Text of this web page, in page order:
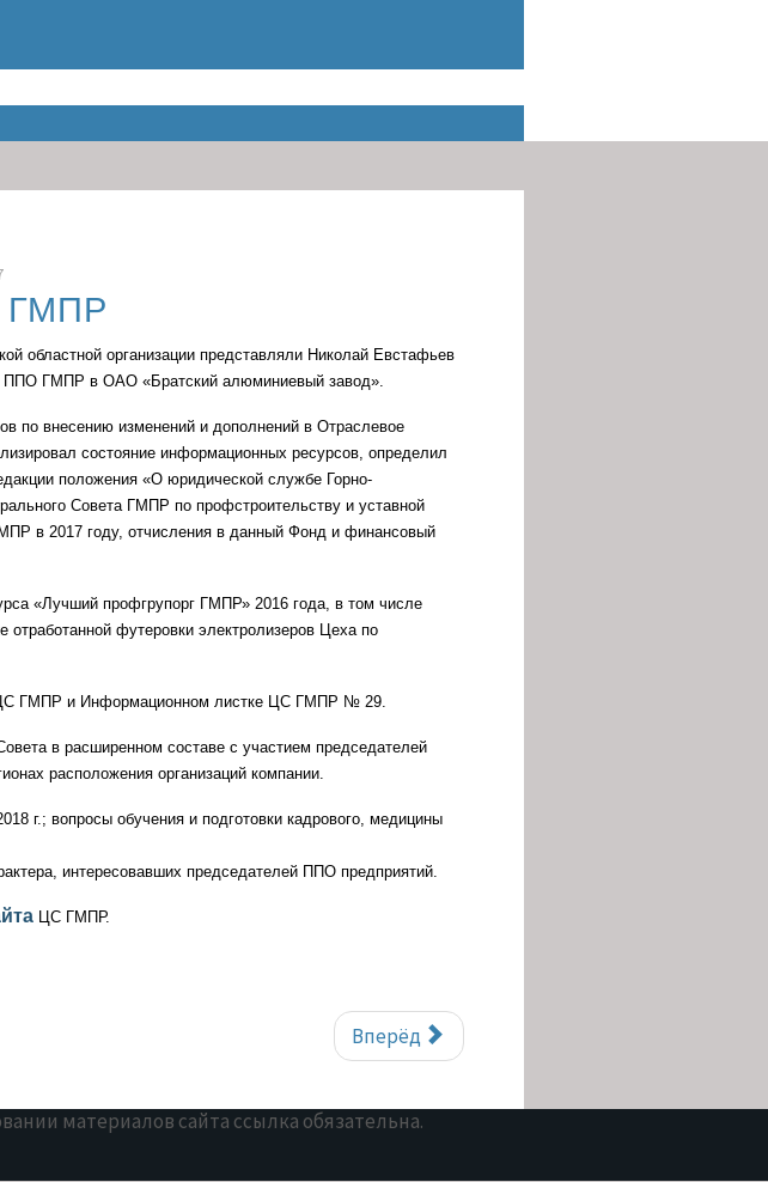
областной организации представляли Николай Евстафьев
ППО ГМПР в ОАО «Братский алюминиевый завод».
по внесению изменений и дополнений в Отраслевое
состояние информационных ресурсов, определил
положения «О юридической службе Горно-
Совета ГМПР по профстроительству и уставной
в 2017 году, отчисления в данный Фонд и финансовый
«Лучший профгрупорг ГМПР» 2016 года, в том числе
отработанной футеровки электролизеров Цеха по
ГМПР и Информационном листке ЦС ГМПР № 29.
в расширенном составе с участием председателей
расположения организаций компании.
г.; вопросы обучения и подготовки кадрового, медицины
интересовавших председателей ППО предприятий.
ЦС ГМПР.
Вперёд
материалов сайта ссылка обязательна.